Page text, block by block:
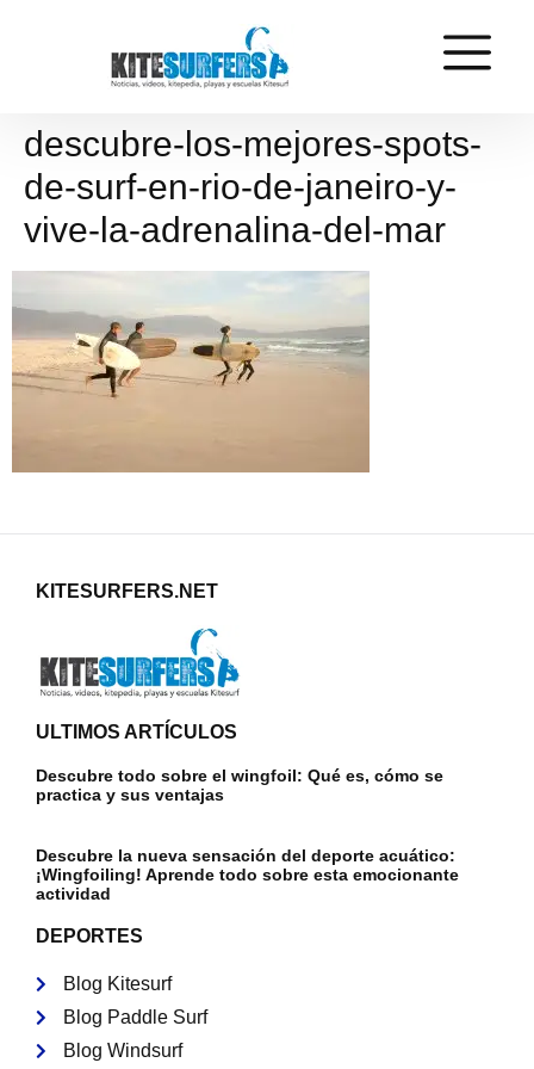
descubre-los-mejores-spots-
de-surf-en-rio-de-janeiro-y-
vive-la-adrenalina-del-mar
KITESURFERS.NET
ULTIMOS ARTÍCULOS
Descubre todo sobre el wingfoil: Qué es, cómo se
practica y sus ventajas
Descubre la nueva sensación del deporte acuático:
¡Wingfoiling! Aprende todo sobre esta emocionante
actividad
DEPORTES
Blog Kitesurf
Blog Paddle Surf
Blog Windsurf